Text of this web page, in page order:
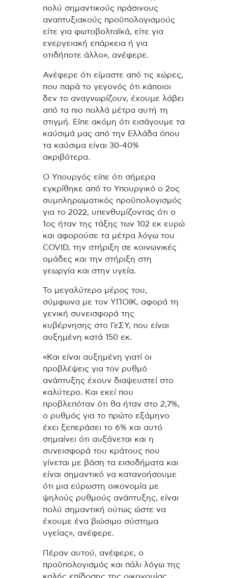
πολύ σημαντικούς πράσινους
αναπτυξιακούς προϋπολογισμούς
είτε για φωτοβολταϊκά, είτε για
ενεργειακή επάρκεια ή για
οτιδήποτε άλλο», ανέφερε.
Ανέφερε ότι είμαστε από τις χώρες,
που παρά το γεγονός ότι κάποιοι
δεν το αναγνωρίζουν, έχουμε λάβει
από τα πιο πολλά μέτρα αυτή τη
στιγμή. Είπε ακόμη ότι εισάγουμε τα
καύσιμά μας από την Ελλάδα όπου
τα καύσιμα είναι 30-40%
ακριβότερα.
Ο Υπουργός είπε ότι σήμερα
εγκρίθηκε από το Υπουργικό ο 2ος
συμπληρωματικός προϋπολογισμός
για το 2022, υπενθυμίζοντας ότι ο
1ος ήταν της τάξης των 102 εκ ευρώ
και αφορούσε τα μέτρα λόγω του
COVID, την στήριξη σε κοινωνικές
ομάδες και την στήριξη στη
γεωργία και στην υγεία.
Το μεγαλύτερο μέρος του,
σύμφωνα με τον ΥΠΟΙΚ, αφορά τη
γενική συνεισφορά της
κυβέρνησης στο ΓεΣΥ, που είναι
αυξημένη κατά 150 εκ.
«Και είναι αυξημένη γιατί οι
προβλέψεις για τον ρυθμό
ανάπτυξης έχουν διαψευστεί στο
καλύτερο. Και εκεί που
προβλεπόταν ότι θα ήταν στο 2,7%,
ο ρυθμός για το πρώτο εξάμηνο
έχει ξεπεράσει το 6% και αυτό
σημαίνει ότι αυξάνεται και η
συνεισφορά του κράτους που
γίνεται με βάση τα εισοδήματα και
είναι σημαντικό να κατανοήσουμε
ότι μια εύρωστη οικονομία με
ψηλούς ρυθμούς ανάπτυξης, είναι
πολύ σημαντική ούτως ώστε να
έχουμε ένα βιώσιμο σύστημα
υγείας», ανέφερε.
Πέραν αυτού, ανέφερε, ο
προϋπολογισμός και πάλι λόγω της